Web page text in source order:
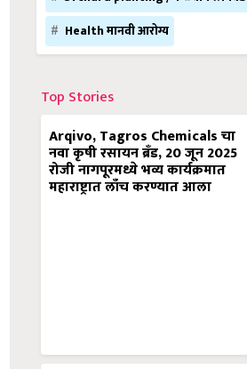
Health मानवी आरोग्य
Top Stories
Arqivo, Tagros Chemicals चा
नवा कृषी रसायन ब्रँड, 20 जून 2025
रोजी नागपूरमध्ये भव्य कार्यक्रमात
महाराष्ट्रात लाँच करण्यात आला